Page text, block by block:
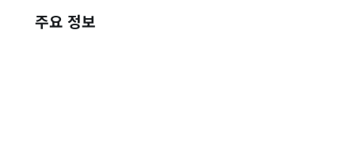
주요 정보